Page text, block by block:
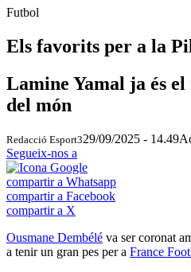
Futbol
Els favorits per a la
Lamine Yamal ja és
del món
Redacció Esport329/09/2025 - 14.49
Segueix-nos a
compartir a Whatsapp
compartir a Facebook
compartir a X
Ousmane Dembélé va ser coronat
a tenir un gran pes per a France